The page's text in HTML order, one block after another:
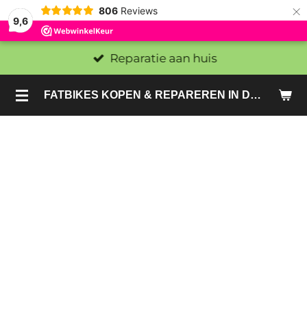
9,6
806 Reviews ×
FATBIKES KOPEN & REPAREREN IN DEN HAAG EN ZOETERMEER - SACHE BIKES
Reparatie aan huis